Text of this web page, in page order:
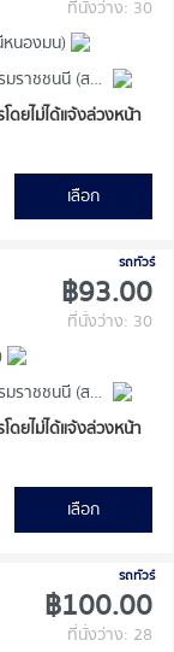
ที่นั่งว่าง: 30
นองมน)
สถานีขนส่งผู้โดยสารกรุงเทพ ถนนบรมราชชนนี (สายใต้ใหม่)
ดยไม่ได้แจ้งล่วงหน้า
เลือก
รถทัวร์
฿93.00
ที่นั่งว่าง: 30
สถานีขนส่งผู้โดยสารกรุงเทพ ถนนบรมราชชนนี (สายใต้ใหม่)
ดยไม่ได้แจ้งล่วงหน้า
เลือก
รถทัวร์
฿100.00
ที่นั่งว่าง: 28